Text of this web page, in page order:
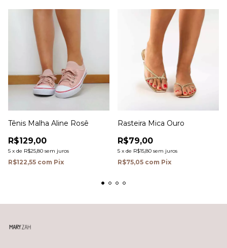
Tênis Malha Aline Rosê
R$129,00
5 x de R$25,80 sem juros
R$122,55 com Pix
Rasteira Mica Ouro
R$79,00
5 x de R$15,80 sem juros
R$75,05 com Pix